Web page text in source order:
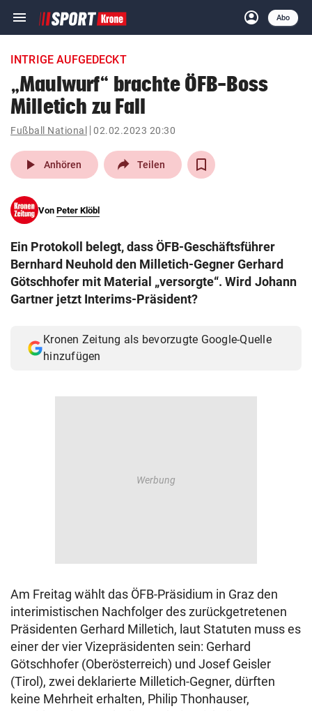
menu Navigation
ein-/ausklappen
account_circle
Anmelden
Abo
close Schließen
account_circle Anmelden
pin_drop
Wien arrow_right
search
eingeben
Muthgasse 2, 1190 Wien
INTRIGE AUFGEDECKT
„Maulwurf“ brachte ÖFB-Boss
Milletich zu Fall
Fußball National 02.02.2023 20:30
play_arrow Anhören Teilen
Von Peter Klöbl
Ein Protokoll belegt, dass ÖFB-Geschäftsführer
Bernhard Neuhold den Milletich-Gegner Gerhard
Götschhofer mit Material „versorgte“. Wird Johann
Gartner jetzt Interims-Präsident?
Kronen Zeitung als bevorzugte Google-Quelle
hinzufügen
Am Freitag wählt das ÖFB-Präsidium in Graz den
interimistischen Nachfolger des zurückgetretenen
Präsidenten Gerhard Milletich, laut Statuten muss es
einer der vier Vizepräsidenten sein: Gerhard
Götschhofer (Oberösterreich) und Josef Geisler
(Tirol), zwei deklarierte Milletich-Gegner, dürften
keine Mehrheit erhalten, Philip Thonhauser,